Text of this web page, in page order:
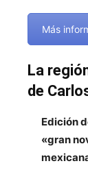
Más
La
de
Edición
«gran